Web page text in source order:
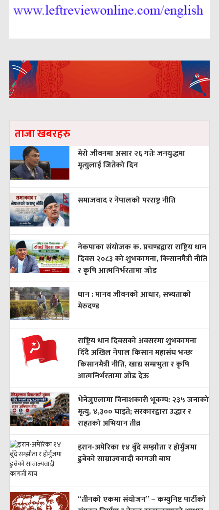
ताजा खबरहरु
मेरो जीवनमा असार २६ गतेः जनयुद्धमा
मृत्युलाई जितेको दिन
समाजवाद र नेपालको परराष्ट्र नीति
नेकपाका संयोजक क. प्रचण्डद्वारा राष्ट्रिय धान
दिवस २०८३ को शुभकामना, किसानमैत्री नीति
र कृषि आत्मनिर्भरतामा जोड
धान : मानव जीवनको आधार, सभ्यताको
मेरुदण्ड
राष्ट्रिय धान दिवसको अवसरमा शुभकामना
दिँदै अखिल नेपाल किसान महासंघ भन्छः
किसानमैत्री नीति, खाद्य सम्प्रभुता र कृषि
आत्मनिर्भरतामा जोड देऊ
भेनेजुएलामा विनाशकारी भूकम्प: २३५ जनाको
मृत्यु, ४,३०० घाइते; सरकारद्वारा उद्धार र
राहतको अभियान तीव्र
इरान-अमेरिका १४ बुँदे सम्झौता र होर्मुजमा
डुबेको साम्राज्यवादी कागजी बाघ
“तीनको एकमा संयोजन” – कम्युनिष्ट पार्टीको